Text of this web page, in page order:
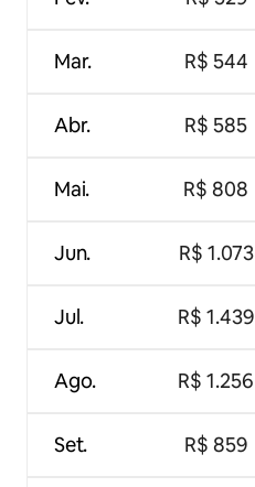
Mar.
Abr.
Mai.
Jun.
Jul.
Ago.
Set.
R$ 544
R$ 585
R$ 808
R$ 1.073
R$ 1.439
R$ 1.256
R$ 859